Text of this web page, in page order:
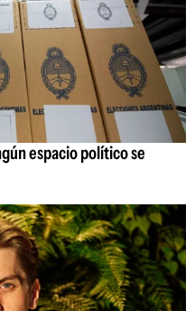
espacio político se